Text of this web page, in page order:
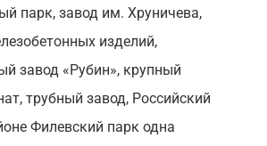
парк, завод им. Хруничева,
изделий,
завод «Рубин», крупный
трубный завод, Российский
Филевский парк одна